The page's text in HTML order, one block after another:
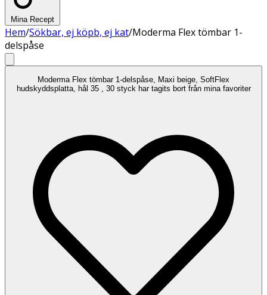
Mina Recept
Hem/Sökbar, ej köpb, ej kat/Moderma Flex tömbar 1-
delspåse
Moderma Flex tömbar 1-delspåse, Maxi beige, SoftFlex
hudskyddsplatta, hål 35 , 30 styck har tagits bort från mina favoriter